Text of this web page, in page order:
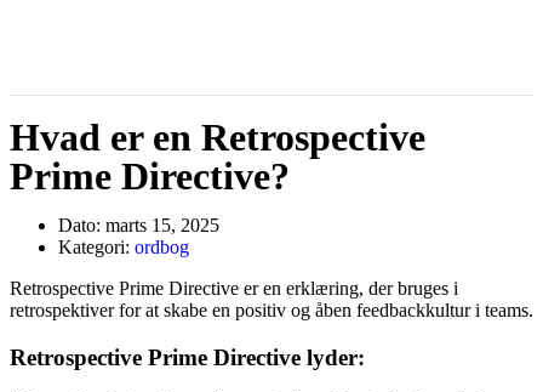
Hvad er en Retrospective
Prime Directive?
Dato: marts 15, 2025
Kategori: ordbog
Retrospective Prime Directive er en erklæring, der bruges i
retrospektiver for at skabe en positiv og åben feedbackkultur i teams.
Retrospective Prime Directive lyder: